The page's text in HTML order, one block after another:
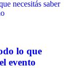
lo que
evento